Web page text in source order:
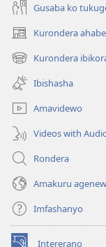
Gusaba ko
Kurondera
(opens
new
window)
Kurondera
(opens
new
window)
Ibishasha
Amavidewo
Videos with
Rondera
Amakuru
Imfashanyo
Intererano